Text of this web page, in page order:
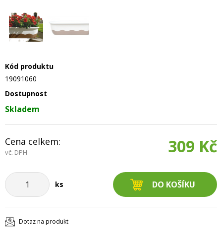
Kód produktu
19091060
Dostupnost
Skladem
Cena celkem:
vč. DPH 309 Kč
ks
Dotaz na produkt